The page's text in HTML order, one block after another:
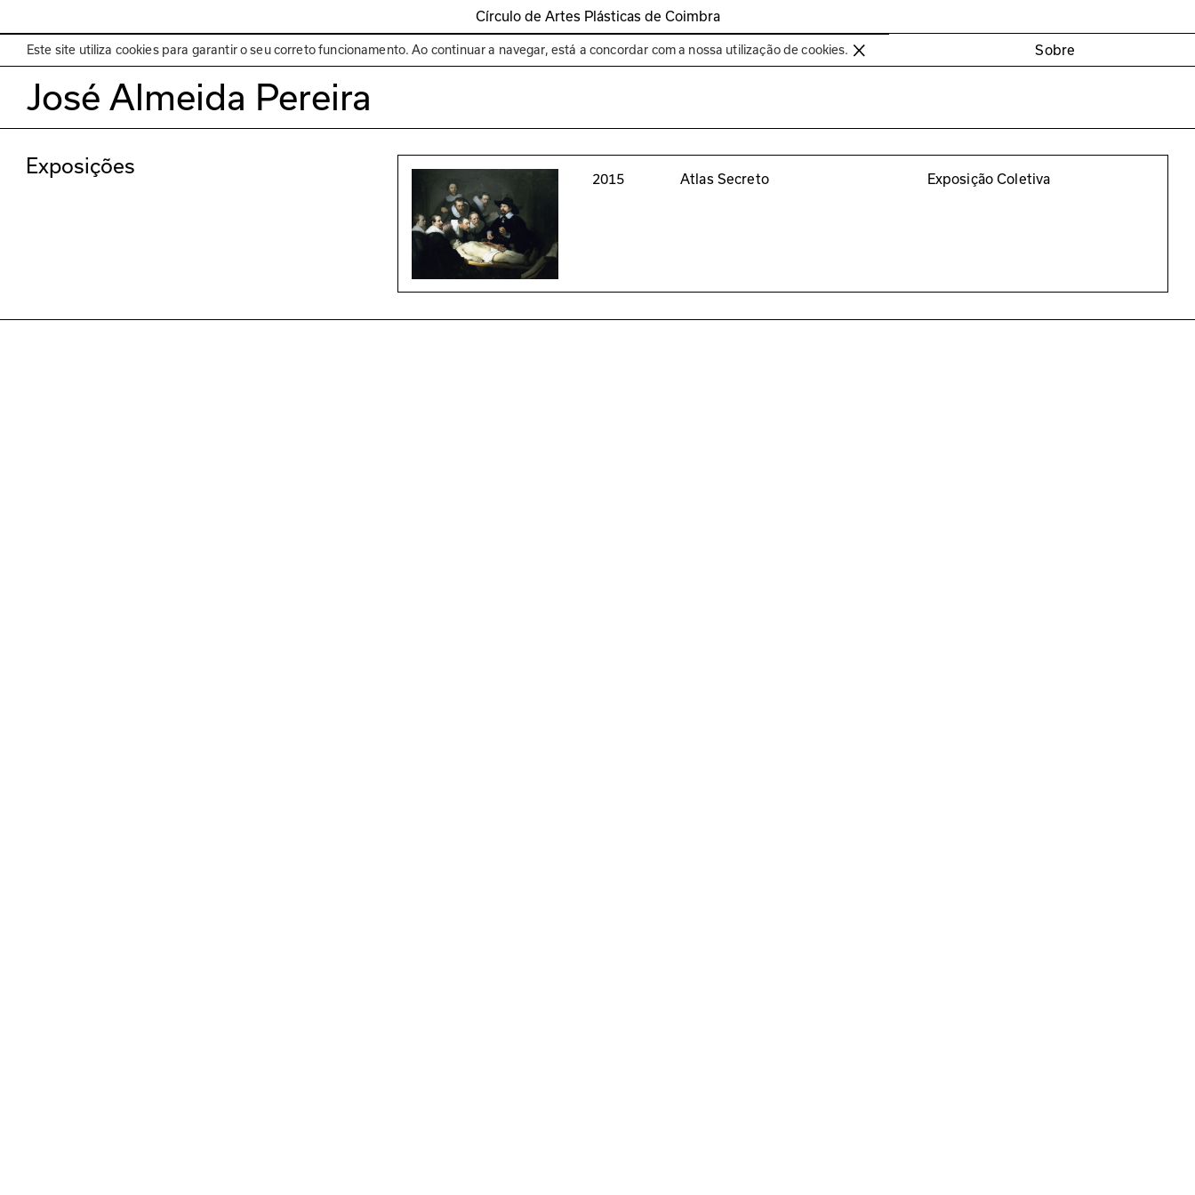
Círculo de Artes Plásticas de Coimbra
EN Programa Espaços Bienal de Coimbra Sobre
Este site utiliza cookies para garantir o seu correto funcionamento. Ao continuar a navegar, está a concordar com a nossa utilização de cookies.
José Almeida Pereira
Exposições
2015 Atlas Secreto Exposição Coletiva